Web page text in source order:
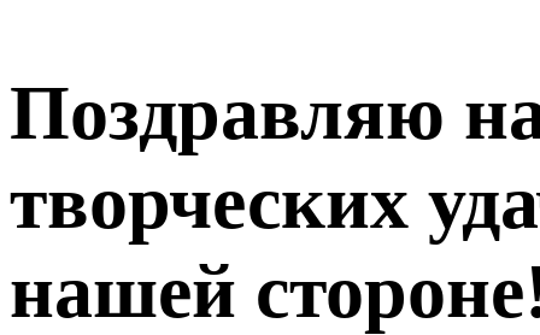
Поздравляю
творческих
нашей